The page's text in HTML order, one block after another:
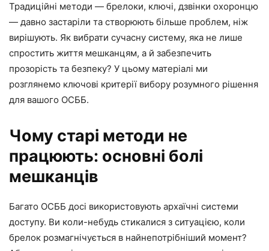
Традиційні методи — брелоки, ключі, дзвінки охоронцю
— давно застаріли та створюють більше проблем, ніж
вирішують. Як вибрати сучасну систему, яка не лише
спростить життя мешканцям, а й забезпечить
прозорість та безпеку? У цьому матеріалі ми
розглянемо ключові критерії вибору розумного рішення
для вашого ОСББ.
Чому старі методи не
працюють: основні болі
мешканців
Багато ОСББ досі використовують архаїчні системи
доступу. Ви коли-небудь стикалися з ситуацією, коли
брелок розмагнічується в найнепотрібніший момент?